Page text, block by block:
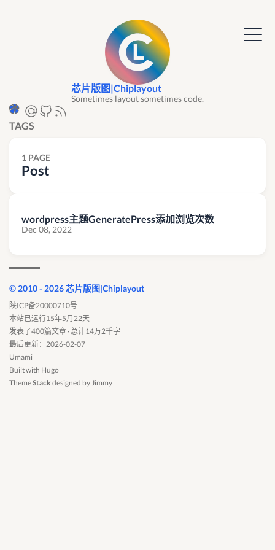
芯片版图|Chiplayout
Sometimes layout sometimes code.
TAGS
1 PAGE
Post
wordpress主题GeneratePress添加浏览次数
Dec 08, 2022
© 2010 - 2026 芯片版图|Chiplayout
陕ICP备20000710号
本站已运行15年5月22天
发表了400篇文章 · 总计14万2千字
最后更新：2026-02-07
Umami
Built with Hugo
ThemeStack designed byJimmy